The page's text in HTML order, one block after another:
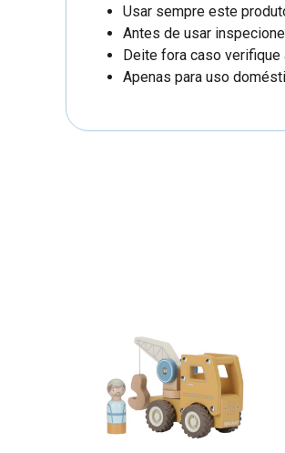
Usar sempre este
Antes de usar
Deite fora caso verifique
Apenas para uso